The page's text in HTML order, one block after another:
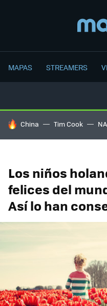
MAPAS STREAMERS
HOY SE HABLA DE
China Tim Cook
Los niños
felices del
Así lo han